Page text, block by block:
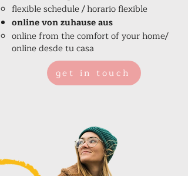
flexible schedule / horario flexible
online von zuhause aus
online from the comfort of your home/
online desde tu casa
get in touch